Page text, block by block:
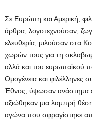
Σε Ευρώπη και Αμερική,
άρθρα, λογοτεχνούσαν,
ελευθερία, μιλούσαν στα
χωρών τους για τη
αλλά και του ευρωπαϊκού
Ομογένεια και φιλέλληνες
Έθνος, ύψωσαν ανάστημα
αξιώθηκαν μια λαμπρή
αγώνα που σφραγίστηκε